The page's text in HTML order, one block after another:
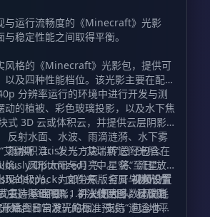
与运行流畅度的《Minecraft》光影
稳定性能之间取得平衡。
风格的《Minecraft》光影包，提供可
以及四种性能档位。该光影主要在配备
分辨率运行的环境中进行开发与测
动的植被、彩色玻璃投影，以及水下焦
式 3D 云或体积云，并提供云层阴影
反射水面、水波、雨滴涟漪、水下雾
雨水积洼、发光方块、传送门光照、
焰。 圆形太阳与月亮、星空、流星、
现的极光。 为部分原版金属与抛光方
支持 LabPBR 1.3 法线贴图、材质贴
贴图和自发光贴图。 支持“遥远地平
瑞斯（Iris）”。“艾瑞斯”已经包含在
Optimized）”中。 将“至日”放
shaderpacks文件夹。 打开视频设置
中选择“至日”。 初次使用时，建议先
始。
云、基础阴影，并关闭大多数高消耗
适合日常游玩的标准预设，包含体积